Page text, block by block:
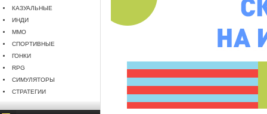
КАЗУАЛЬНЫЕ
ИНДИ
MMO
СПОРТИВНЫЕ
ГОНКИ
RPG
СИМУЛЯТОРЫ
СТРАТЕГИИ